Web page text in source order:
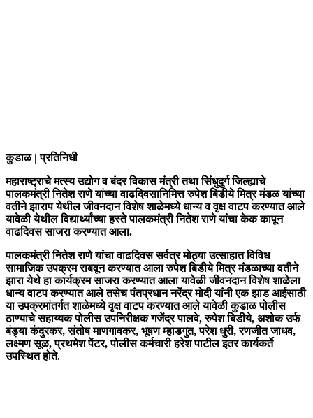
कुडाळ | प्रतिनिधी
महाराष्ट्राचे मत्स्य उद्योग व बंदर विकास मंत्री तथा सिंधुदुर्ग जिल्ह्याचे
पालकमंत्री नितेश राणे यांच्या वाढदिवसानिमित्त रुपेश बिडीये मित्र मंडळ यांच्या
वतीने झाराप येथील जीवनदान विशेष शाळेमध्ये धान्य व वृक्ष वाटप करण्यात आले
यावेळी येथील विद्यार्थ्यांच्या हस्ते पालकमंत्री नितेश राणे यांचा केक कापून
वाढदिवस साजरा करण्यात आला.
पालकमंत्री नितेश राणे यांचा वाढदिवस सर्वत्र मोठ्या उत्साहात विविध
सामाजिक उपक्रम राबवून करण्यात आला रुपेश बिडीये मित्र मंडळाच्या वतीने
झारा येथे हा कार्यक्रम साजरा करण्यात आला यावेळी जीवनदान विशेष शाळेला
धान्य वाटप करण्यात आले तसेच पंतप्रधान नरेंद्र मोदी यांनी एक झाड आईसाठी
या उपक्रमांतर्गत शाळेमध्ये वृक्ष वाटप करण्यात आले यावेळी कुडाळ पोलीस
ठाण्याचे सहाय्यक पोलीस उपनिरीक्षक गजेंद्र पालवे, रुपेश बिडीये, अशोक उर्फ
बंड्या कंदुरकर, संतोष माणगावकर, भूषण म्हाडगुत, परेश धुरी, रणजीत जाधव,
लक्ष्मण सूळ, प्रथमेश पेंटर, पोलीस कर्मचारी हरेश पाटील इतर कार्यकर्ते
उपस्थित होते.